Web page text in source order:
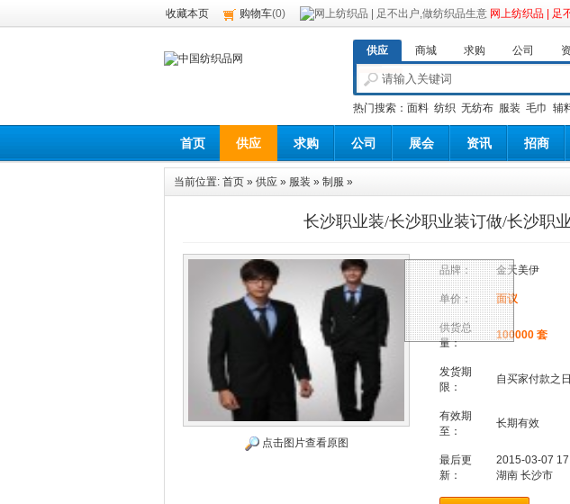
网上纺织品 | 足
收藏本页 购物车(0)
供应 商城 求购 公司
热门搜索： 面料 纺织 无纺布 服装 毛巾 辅
首页 供应 求购 公司 展会 资讯 招商
当前位置: 首页 » 供应 » 服装 » 制服 »
长沙职业装/长沙职业装订做/长沙职
点击图片查看原图
品牌： 金天美伊
单价： 面议
供货总
量：
100000 套
发货期
限：
自买家付款之
有效期
至：
长期有效
最后更
新：
2015-03-07
湖南 长沙市